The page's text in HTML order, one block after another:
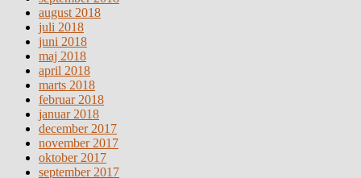
august 2018
juli 2018
juni 2018
maj 2018
april 2018
marts 2018
februar 2018
januar 2018
december 2017
november 2017
oktober 2017
september 2017